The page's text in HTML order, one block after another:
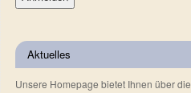
Aktuelles
Unsere Homepage bietet Ihnen über die